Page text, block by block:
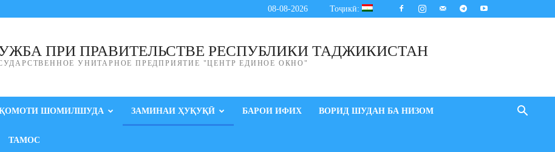
08-08-2026 Тоҷикӣ:
ПРИ ПРАВИТЕЛЬСТВЕ РЕСПУБЛИКИ ТАДЖИКИСТАН
УНИТАРНОЕ ПРЕДПРИЯТИЕ "ЦЕНТР ЕДИНОЕ ОКНО"
ШОМИЛШУДА ЗАМИНАИ ҲУҚУҚӢ БАРОИ ИФИХ ВОРИД ШУДАН БА НИЗОМ
ТАМОС